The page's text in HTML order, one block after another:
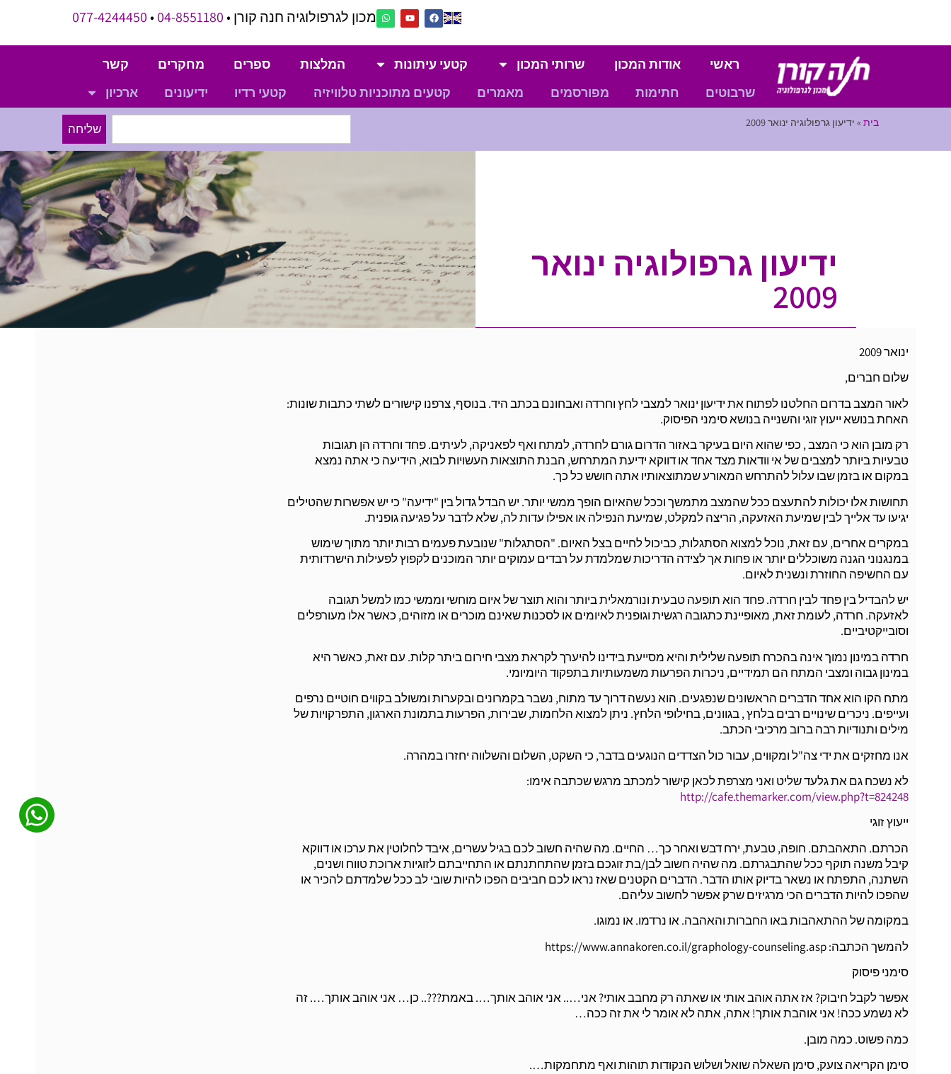
מכון לגרפולוגיה חנה קורן •04-8551180
•
077-4244450
ראשי אודות המכון שרותי המכון קטעי עיתונות המלצות ספרים מחקרים
קשר
שרבוטים
חתימות מפורסמים מאמרים קטעים מתוכניות טלוויזיה קטעי רדיו ידיעונים ארכיון
בית » ידיעון גרפולוגיה ינואר 2009 שליחה
ידיעון גרפולוגיה ינואר
2009
ינואר 2009
שלום חברים,
לאור המצב בדרום החלטנו לפתוח את ידיעון ינואר למצבי לחץ וחרדה ואבחונם בכתב היד. בנוסף, צרפנו קישורים לשתי כתבות שונות:
האחת בנושא ייעוץ זוגי והשנייה בנושא סימני הפיסוק.
רק מובן הוא כי המצב , כפי שהוא היום בעיקר באזור הדרום גורם לחרדה, למתח ואף לפאניקה, לעיתים. פחד וחרדה הן תגובות
טבעיות ביותר למצבים של אי וודאות מצד אחד או דווקא ידיעת המתרחש, הבנת התוצאות העשויות לבוא, הידיעה כי אתה נמצא
במקום או בזמן שבו עלול להתרחש המאורע שמתוצאותיו אתה חושש כל כך.
תחושות אלו יכולות להתעצם ככל שהמצב מתמשך וככל שהאיום הופך ממשי יותר. יש הבדל גדול בין "ידיעה" כי יש אפשרות שהטילים
יגיעו עד אלייך לבין שמיעת האזעקה, הריצה למקלט, שמיעת הנפילה או אפילו עדות לה, שלא לדבר על פגיעה גופנית.
במקרים אחרים, עם זאת, נוכל למצוא הסתגלות, כביכול לחיים בצל האיום. "הסתגלות" שנובעת פעמים רבות יותר מתוך שימוש
במנגנוני הגנה משוכללים יותר או פחות אך לצידה הדריכות שמלמדת על רבדים עמוקים יותר המוכנים לקפוץ לפעילות הישרדותית
עם החשיפה החוזרת ונשנית לאיום.
יש להבדיל בין פחד לבין חרדה. פחד הוא תופעה טבעית ונורמאלית ביותר והוא תוצר של איום מוחשי וממשי כמו למשל תגובה
לאזעקה. חרדה, לעומת זאת, מאופיינת כתגובה רגשית וגופנית לאיומים או לסכנות שאינם מוכרים או מזוהים, כאשר אלו מעורפלים
וסובייקטיביים.
חרדה במינון נמוך אינה בהכרח תופעה שלילית והיא מסייעת בידינו להיערך לקראת מצבי חירום ביתר קלות. עם זאת, כאשר היא
במינון גבוה ומצבי המתח הם תמידיים, ניכרות הפרעות משמעותיות בתפקוד היומיומי.
מתח הקו הוא אחד הדברים הראשונים שנפגעים. הוא נעשה דרוך עד מתוח, נשבר בקמרונים ובקערות ומשולב בקווים חוטיים נרפים
ועייפים. ניכרים שינויים רבים בלחץ , בגוונים, בחילופי הלחץ. ניתן למצוא הלחמות, שבירות, הפרעות בתמונת הארגון, התפרקויות של
מילים ותנודיות רבה ברוב מרכיבי הכתב.
אנו מחזקים את ידי צה"ל ומקווים, עבור כול הצדדים הנוגעים בדבר, כי השקט, השלום והשלווה יחזרו במהרה.
לא נשכח גם את גלעד שליט ואני מצרפת לכאן קישור למכתב מרגש שכתבה אימו:
http://cafe.themarker.com/view.php?t=824248
ייעוץ זוגי
הכרתם. התאהבתם. חופה, טבעת, ירח דבש ואחר כך… החיים. מה שהיה חשוב לכם בגיל עשרים, איבד לחלוטין את ערכו או דווקא
קיבל משנה תוקף ככל שהתבגרתם. מה שהיה חשוב לבן/בת זוגכם בזמן שהתחתנתם או התחייבתם לזוגיות ארוכת טווח ושנים,
השתנה, התפתח או נשאר בדיוק אותו הדבר. הדברים הקטנים שאז נראו לכם חביבים הפכו להיות שובי לב ככל שלמדתם להכיר או
שהפכו להיות הדברים הכי מרגיזים שרק אפשר לחשוב עליהם.
במקומה של ההתאהבות באו החברות והאהבה. או נרדמו. או נמוגו.
להמשך הכתבה: https://www.annakoren.co.il/graphology-counseling.asp
סימני פיסוק
אפשר לקבל חיבוק? אז אתה אוהב אותי או שאתה רק מחבב אותי? אני….. אני אוהב אותך…. באמת???.. כן… אני אוהב אותך…. זה
לא נשמע ככה! אני אוהבת אותך! אתה, אתה לא אומר לי את זה ככה…
כמה פשוט. כמה מובן.
סימן הקריאה צועק, סימן השאלה שואל ושלוש הנקודות תוהות ואף מתחמקות….